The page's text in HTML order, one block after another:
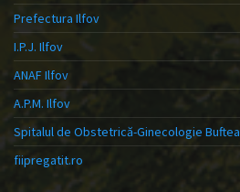
Prefectura Ilfov
I.P.J. Ilfov
ANAF Ilfov
A.P.M. Ilfov
Spitalul de Obstetrică-Ginecologie Buftea
fiipregatit.ro